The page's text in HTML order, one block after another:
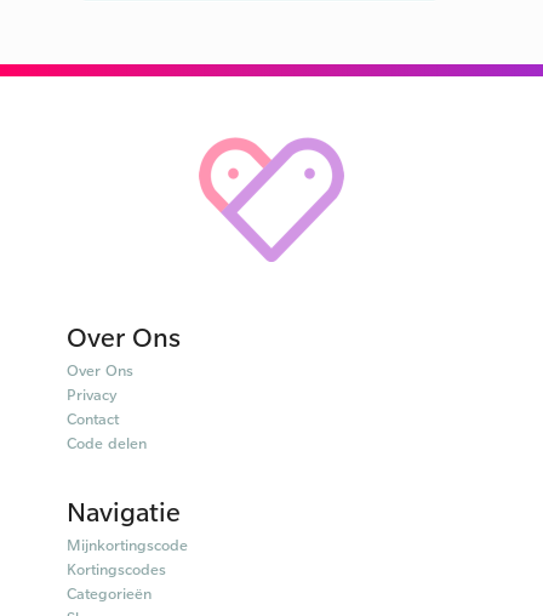
Over Ons
Over Ons
Privacy
Contact
Code delen
Navigatie
Mijnkortingscode
Kortingscodes
Categorieën